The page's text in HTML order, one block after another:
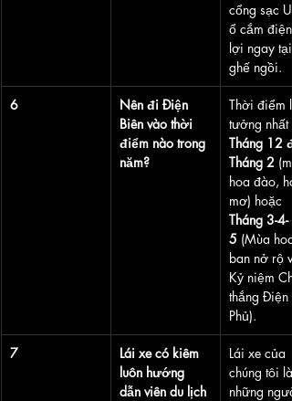
cổng sạc
ổ cắm điện
lợi ngay tại
ghế ngồi.
6
Nên đi Điện
Biên vào thời
điểm nào trong
năm?
Thời điểm
tưởng nhất
Tháng 12
Tháng 2
hoa đào,
mơ) hoặc
Tháng 3-4-
5 (Mùa hoa
ban nở rộ
Kỷ niệm
thắng Điện
Phủ).
7
Lái xe có kiêm
luôn hướng
dẫn viên du lịch
Lái xe của
chúng tôi là
những